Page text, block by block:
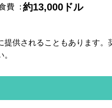
費 ：約13,000ドル
供されることもあります。